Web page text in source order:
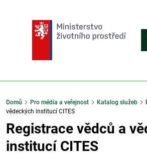
Domů Pro média a veřejnost Katalog služeb
vědeckých institucí CITES
Registrace vědců a
institucí CITES